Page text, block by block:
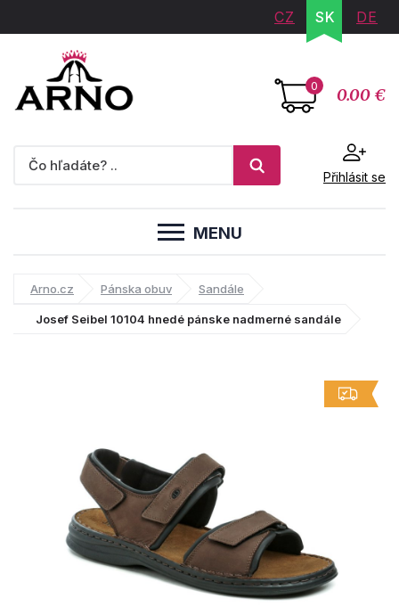
CZ SK DE
0 0.00 €
Přihlásit se
MENU
Arno.cz Pánska obuv Sandále
Josef Seibel 10104 hnedé pánske nadmerné sandále